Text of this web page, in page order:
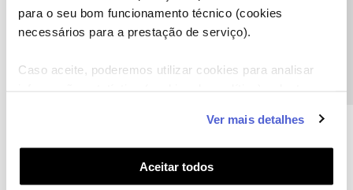
para o seu bom funcionamento técnico (cookies
necessários para a prestação de serviço).
Caso aceite, poderemos utilizar cookies para analisar
funcionalidades (cookies de personalização e
funcionalidade) e adaptar anúncios aos seus interesses
(cookies de publicidade personalizada). Pode gerir a
utilização dos cookies clicando em "Configurar
Ver mais detalhes
Aceitar todos
Hall of Fame de julho